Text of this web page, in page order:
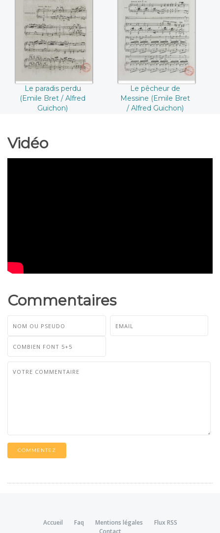
Le paradis perdu
(Emile Bret / Alfred
Guichon)
Le paradis perdu
(Emile Bret / Alfred
Guichon)
Le pêcheur de
Messine (Emile
Bret / Alfred
Guichon)
Le pêcheur de
Messine (Emile Bret
/ Alfred Guichon)
Vidéo
Commentaires
COMMENTEZ
Accueil Faq Mentions légales
Flux RSS